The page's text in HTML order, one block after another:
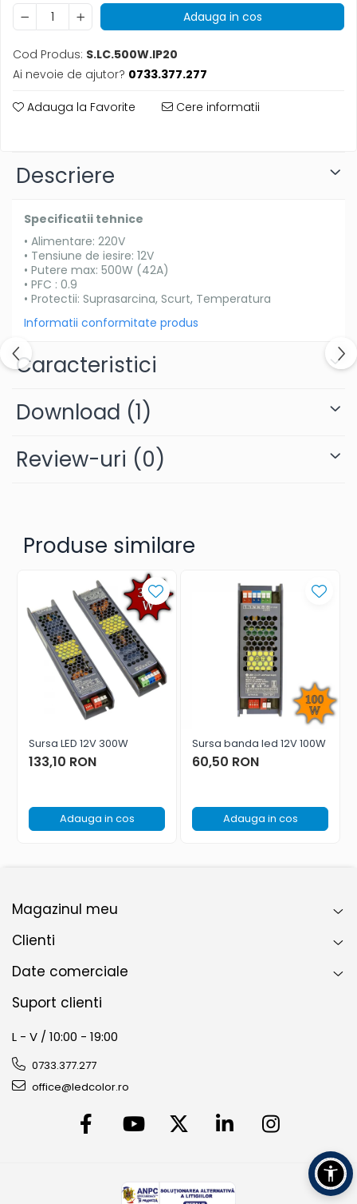
Adauga in cos
Cod Produs: S.LC.500W.IP20
Ai nevoie de ajutor? 0733.377.277
Adauga la Favorite Cere informatii
Descriere
Specificatii tehnice
• Alimentare: 220V
• Tensiune de iesire: 12V
• Putere max: 500W (42A)
• PFC : 0.9
• Protectii: Suprasarcina, Scurt, Temperatura
Informatii conformitate produs
Caracteristici
Download (1)
Review-uri (0)
Produse similare
Sursa LED 12V 300W
133,10 RON
Adauga in cos
Sursa banda led 12V 100W
60,50 RON
Adauga in cos
Magazinul meu
Clienti
Date comerciale
Suport clienti
L - V / 10:00 - 19:00
0733.377.277
office@ledcolor.ro